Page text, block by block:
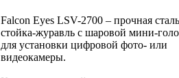
Falcon Eyes LSV-2700 – прочная
стойка-журавль с шаровой мини-
для установки цифровой фото- или
видеокамеры.